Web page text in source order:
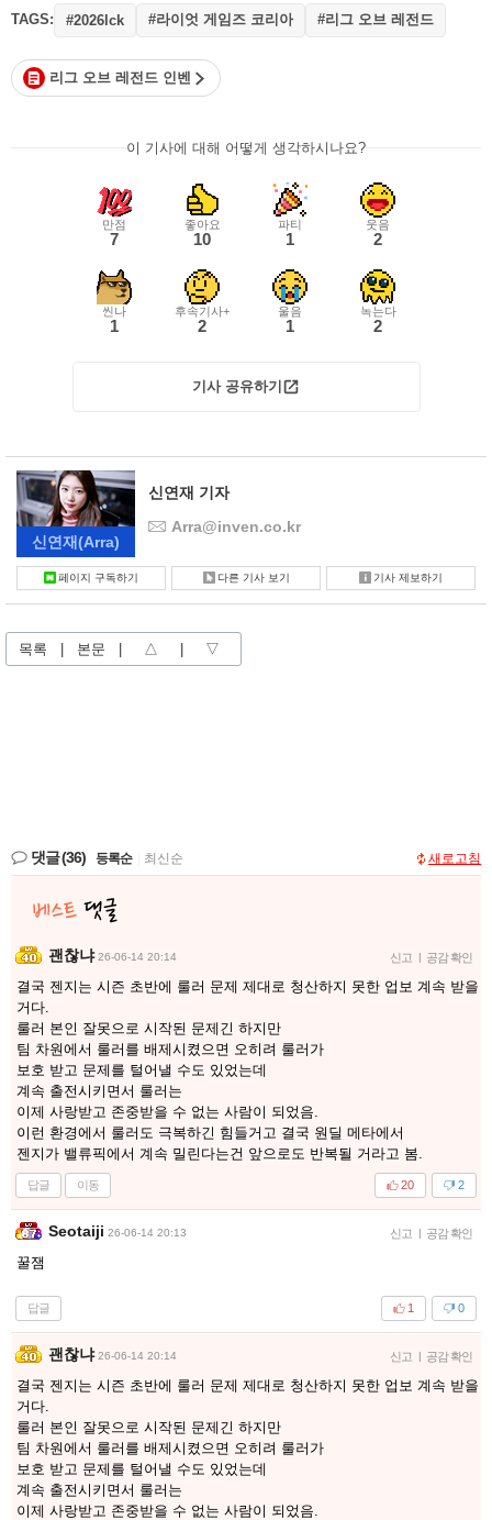
TAGS: #2026lck #라이엇 게임즈 코리아 #리그 오브 레전드
리그 오브 레전드 인벤
이 기사에 대해 어떻게 생각하시나요?
만점
7
좋아요
10
파티
1
웃음
2
씬나
1
후속기사+
2
울음
1
녹는다
2
기사 공유하기
신연재(Arra)
신연재 기자
Arra@inven.co.kr
페이지 구독하기 다른 기사 보기 기사 제보하기
목록 본문 △ ▽
댓글(36) 등록순 최신순 새로고침
괜찮냐 26-06-14 20:14 신고 | 공감 확인
결국 젠지는 시즌 초반에 룰러 문제 제대로 청산하지 못한 업보 계속 받을
거다.
룰러 본인 잘못으로 시작된 문제긴 하지만
팀 차원에서 룰러를 배제시켰으면 오히려 룰러가
보호 받고 문제를 털어낼 수도 있었는데
계속 출전시키면서 룰러는
이제 사랑받고 존중받을 수 없는 사람이 되었음.
이런 환경에서 룰러도 극복하긴 힘들거고 결국 원딜 메타에서
젠지가 밸류픽에서 계속 밀린다는건 앞으로도 반복될 거라고 봄.
답글 이동 2
20
Seotaiji 26-06-14 20:13 신고 | 공감 확인
꿀잼
답글 0
1
괜찮냐 26-06-14 20:14 신고 | 공감 확인
결국 젠지는 시즌 초반에 룰러 문제 제대로 청산하지 못한 업보 계속 받을
거다.
룰러 본인 잘못으로 시작된 문제긴 하지만
팀 차원에서 룰러를 배제시켰으면 오히려 룰러가
보호 받고 문제를 털어낼 수도 있었는데
계속 출전시키면서 룰러는
이제 사랑받고 존중받을 수 없는 사람이 되었음.